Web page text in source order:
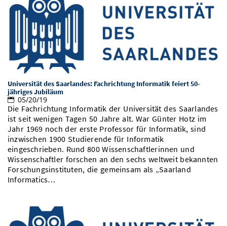
Universität des Saarlandes: Fachrichtung Informatik feiert 50-
jähriges Jubiläum
05/20/19
Die Fachrichtung Informatik der Universität des Saarlandes
ist seit wenigen Tagen 50 Jahre alt. War Günter Hotz im
Jahr 1969 noch der erste Professor für Informatik, sind
inzwischen 1900 Studierende für Informatik
eingeschrieben. Rund 800 Wissenschaftlerinnen und
Wissenschaftler forschen an den sechs weltweit bekannten
Forschungsinstituten, die gemeinsam als „Saarland
Informatics…